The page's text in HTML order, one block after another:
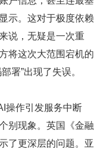
示。这对于极度依赖
说，无疑是一次重
将这次大范围宕机的
署”出现了失误。
操作引发服务中断
现象。英国《金融
了更深层的问题。亚